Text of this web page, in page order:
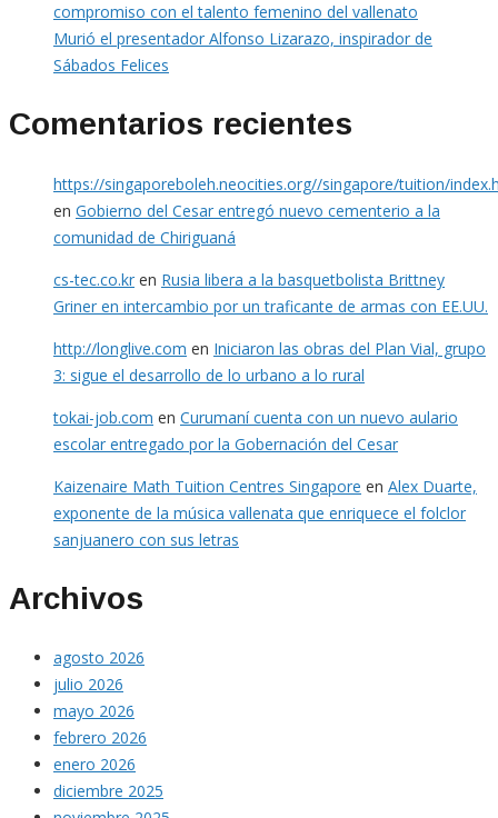
compromiso con el talento femenino del vallenato
Murió el presentador Alfonso Lizarazo, inspirador de
Sábados Felices
Comentarios recientes
https://singaporeboleh.neocities.org//singapore/tuition/
en Gobierno del Cesar entregó nuevo cementerio a la
comunidad de Chiriguaná
cs-tec.co.kr en Rusia libera a la basquetbolista Brittney
Griner en intercambio por un traficante de armas con EE.UU.
http://longlive.com en Iniciaron las obras del Plan Vial, grupo
3: sigue el desarrollo de lo urbano a lo rural
tokai-job.com en Curumaní cuenta con un nuevo aulario
escolar entregado por la Gobernación del Cesar
Kaizenaire Math Tuition Centres Singapore en Alex Duarte,
exponente de la música vallenata que enriquece el folclor
sanjuanero con sus letras
Archivos
agosto 2026
julio 2026
mayo 2026
febrero 2026
enero 2026
diciembre 2025